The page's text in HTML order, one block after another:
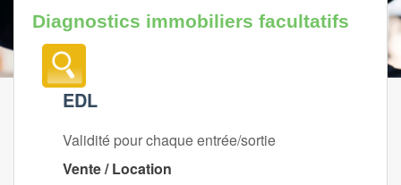
Diagnostics immobiliers facultatifs
EDL
Validité pour chaque entrée/sortie
Vente / Location